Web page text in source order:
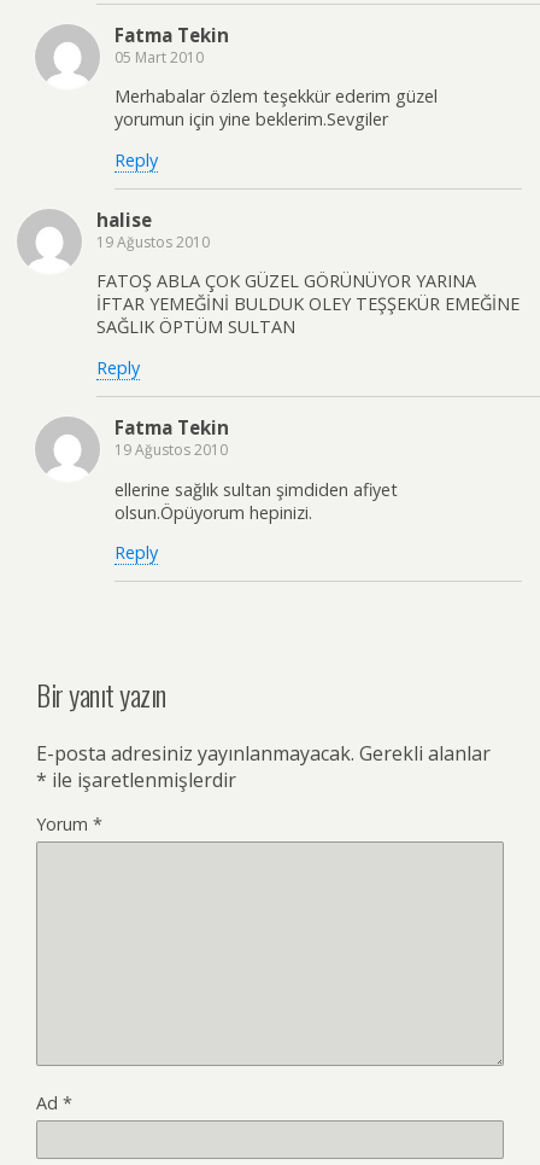
Fatma Tekin
05 Mart 2010
Merhabalar özlem teşekkür ederim güzel
yorumun için yine beklerim.Sevgiler
Reply
halise
19 Ağustos 2010
FATOŞ ABLA ÇOK GÜZEL GÖRÜNÜYOR YARINA
İFTAR YEMEĞİNİ BULDUK OLEY TEŞŞEKÜR EMEĞİNE
SAĞLIK ÖPTÜM SULTAN
Reply
Fatma Tekin
19 Ağustos 2010
ellerine sağlık sultan şimdiden afiyet
olsun.Öpüyorum hepinizi.
Reply
Bir yanıt yazın
E-posta adresiniz yayınlanmayacak. Gerekli alanlar
* ile işaretlenmişlerdir
Yorum *
Ad *